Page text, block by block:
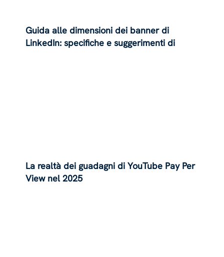
Guida alle dimensioni dei banner di
LinkedIn: specifiche e suggerimenti di
La realtà dei guadagni di YouTube Pay Per
View nel 2025